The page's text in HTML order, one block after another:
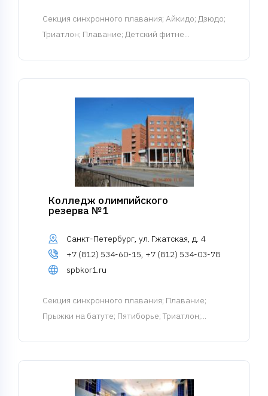
Cекция синхронного плавания; Айкидо; Дзюдо;
Триатлон; Плавание; Детский фитне...
Колледж олимпийского
резерва №1
Санкт-Петербург, ул. Гжатская, д. 4
+7 (812) 534-60-15, +7 (812) 534-03-78
spbkor1.ru
Cекция синхронного плавания; Плавание;
Прыжки на батуте; Пятиборье; Триатлон;...